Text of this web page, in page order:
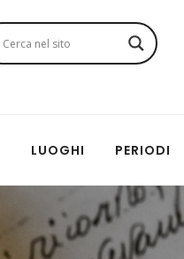
LUOGHI PERIODI